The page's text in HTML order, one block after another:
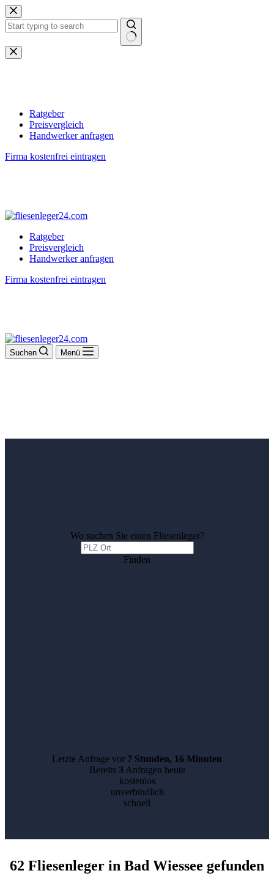
Zum
Inhalt
springen
Keine
Ergebnisse
Ratgeber
Preisvergleich
Handwerker anfragen
Firma kostenfrei eintragen
Ratgeber
Preisvergleich
Handwerker anfragen
Firma kostenfrei eintragen
Suchen Menü
Wo suchen Sie einen Fliesenleger?
Finden
Letzte Anfrage vor 7 Stunden, 16 Minuten
Bereits 3Anfragen heute
kostenlos
unverbindlich
schnell
62 Fliesenleger in Bad Wiessee gefunden